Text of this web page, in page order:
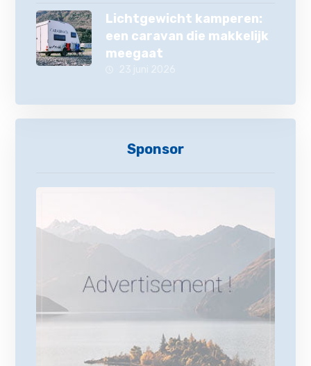
Lichtgewicht kamperen:
een caravan die makkelijk
meegaat
Sponsor